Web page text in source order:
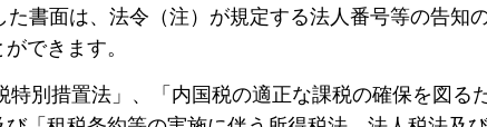
書面は、法令（注）が規定する法人番号等の告知
できます。
特別措置法」、「内国税の適正な課税の確保を図る